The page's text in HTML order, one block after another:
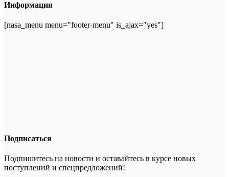
Информация
[nasa_menu menu="footer-menu" is_ajax="yes"]
Подписаться
Подпишитесь на новости и оставайтесь в курсе новых
поступлений и спецпредложений!